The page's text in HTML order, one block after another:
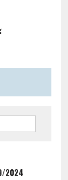
2024